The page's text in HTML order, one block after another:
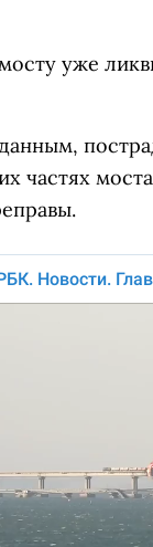
уже
частях